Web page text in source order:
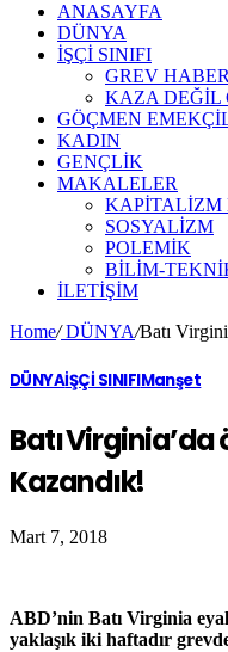
ANASAYFA
DÜNYA
İŞÇİ SINIFI
GREV
KAZA DEĞİL
GÖÇMEN
KADIN
GENÇLİK
MAKALELER
KAPİTALİZM
SOSYALİZM
POLEMİK
BİLİM-
ILETIŞIM
Home/DÜNYA/Batı
DÜNYAİŞÇİ SINIFIManşet
Batı
Kazandık!
Mart 7, 2018
ABD’nin Batı Virginia
yaklaşık iki haftadır